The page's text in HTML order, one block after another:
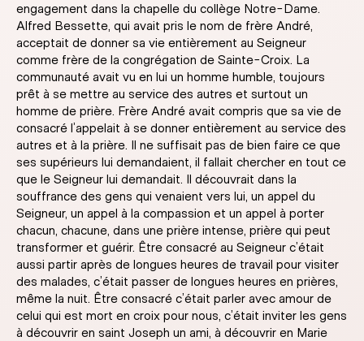
engagement dans la chapelle du collège Notre-Dame.
Alfred Bessette, qui avait pris le nom de frère André,
acceptait de donner sa vie entièrement au Seigneur
comme frère de la congrégation de Sainte-Croix. La
communauté avait vu en lui un homme humble, toujours
prêt à se mettre au service des autres et surtout un
homme de prière. Frère André avait compris que sa vie de
consacré l’appelait à se donner entièrement au service des
autres et à la prière. Il ne suffisait pas de bien faire ce que
ses supérieurs lui demandaient, il fallait chercher en tout ce
que le Seigneur lui demandait. Il découvrait dans la
souffrance des gens qui venaient vers lui, un appel du
Seigneur, un appel à la compassion et un appel à porter
chacun, chacune, dans une prière intense, prière qui peut
transformer et guérir. Être consacré au Seigneur c’était
aussi partir après de longues heures de travail pour visiter
des malades, c’était passer de longues heures en prières,
même la nuit. Être consacré c’était parler avec amour de
celui qui est mort en croix pour nous, c’était inviter les gens
à découvrir en saint Joseph un ami, à découvrir en Marie